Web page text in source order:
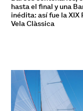
hasta el final y una
inédita: así fue la XIX
Vela Clàssica